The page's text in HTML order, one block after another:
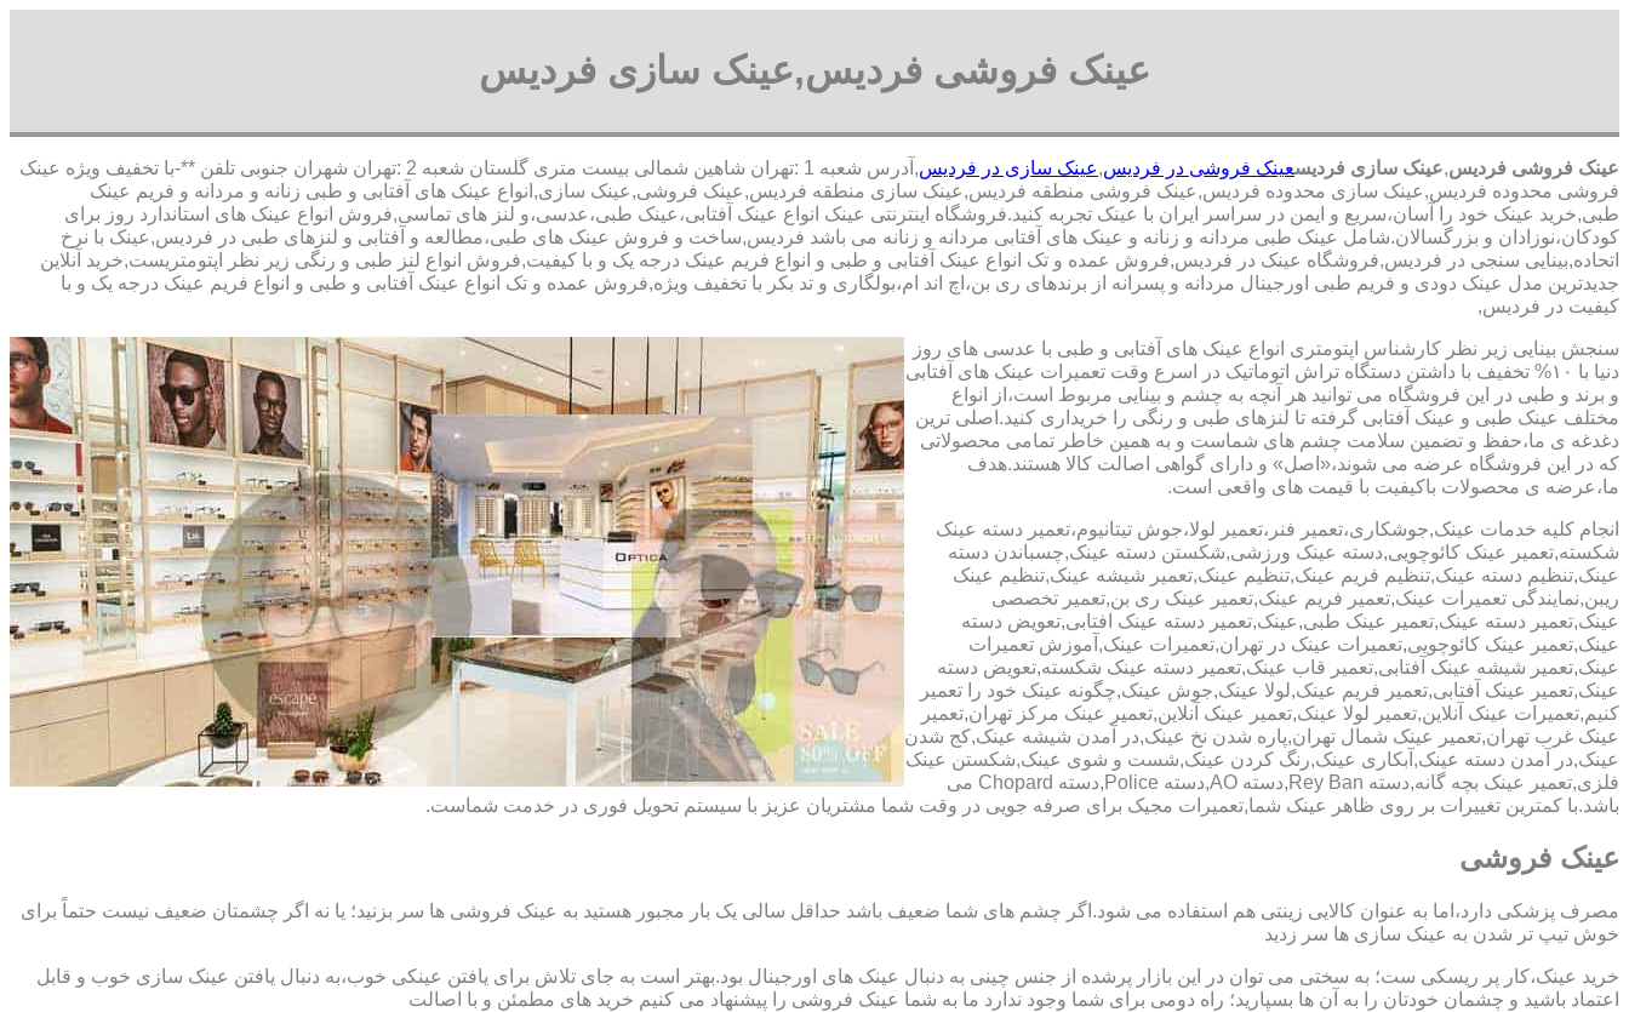
عینک فروشی فردیس,عینک سازی فردیس
عینک فروشی فردیس,عینک سازی فردیسعینک فروشی در فردیس,عینک سازی در فردیس
,آدرس شعبه 1 :تهران شاهین شمالی بیست متری گلستان شعبه 2 :تهران شهران جنوبی تلفن **-با تخفیف ویژه عینک
فروشی محدوده فردیس,عینک سازی محدوده فردیس,عینک فروشی منطقه فردیس,عینک سازی منطقه فردیس,عینک فروشی,عینک سازی,انواع عینک های آفتابی و طبی زنانه و مردانه و فریم عینک
طبی,خرید عینک خود را آسان،سریع و ایمن در سراسر ایران با عینک تجربه کنید.فروشگاه اینترنتی عینک انواع عینک آفتابی،عینک طبی،عدسی،و لنز های تماسی,فروش انواع عینک های استاندارد روز برای
کودکان،نوزادان و بزرگسالان.شامل عینک طبی مردانه و زنانه و عینک های آفتابی مردانه و زنانه می باشد فردیس,ساخت و فروش عینک های طبی،مطالعه و آفتابی و لنزهای طبی در فردیس,عینک با نرخ
اتحاده,بینایی سنجی در فردیس,فروشگاه عینک در فردیس,فروش عمده و تک انواع عینک آفتابی و طبی و انواع فریم عینک درجه یک و با کیفیت,فروش انواع لنز طبی و رنگی زیر نظر اپتومتریست,خرید آنلاین
جدیدترین مدل عینک دودی و فریم طبی اورجینال مردانه و پسرانه از برندهای ری بن،اچ اند ام،بولگاری و تد بکر با تخفیف ویژه,فروش عمده و تک انواع عینک آفتابی و طبی و انواع فریم عینک درجه یک و با
کیفیت در فردیس,
سنجش بینایی زیر نظر کارشناس اپتومتری انواع عینک های آفتابی و طبی با عدسی های روز
دنیا با ۱۰% تخفیف با داشتن دستگاه تراش اتوماتیک در اسرع وقت تعمیرات عینک های آفتابی
و برند و طبی در این فروشگاه می توانید هر آنچه به چشم و بینایی مربوط است،از انواع
مختلف عینک طبی و عینک آفتابی گرفته تا لنزهای طبی و رنگی را خریداری کنید.اصلی ترین
دغدغه ی ما،حفظ و تضمین سلامت چشم های شماست و به همین خاطر تمامی محصولاتی
که در این فروشگاه عرضه می شوند،«اصل» و دارای گواهی اصالت کالا هستند.هدف
ما،عرضه ی محصولات باکیفیت با قیمت های واقعی است.
انجام کلیه خدمات عینک,جوشکاری،تعمیر فنر،تعمیر لولا،جوش تیتانیوم،تعمیر دسته عینک
شکسته,تعمیر عینک کائوچویی,دسته عینک ورزشی,شکستن دسته عینک,چسباندن دسته
عینک,تنظیم دسته عینک,تنظیم فریم عینک,تنظیم عینک,تعمیر شیشه عینک,تنظیم عینک
ریبن,نمایندگی تعمیرات عینک,تعمیر فریم عینک,تعمیر عینک ری بن,تعمیر تخصصی
عینک,تعمیر دسته عینک,تعمیر عینک طبی,عینک,تعمیر دسته عینک افتابی,تعویض دسته
عینک,تعمیر عینک کائوچویی,تعمیرات عینک در تهران,تعمیرات عینک,آموزش تعمیرات
عینک,تعمیر شیشه عینک آفتابی,تعمیر قاب عینک,تعمیر دسته عینک شکسته,تعویض دسته
عینک,تعمیر عینک آفتابی,تعمیر فریم عینک,لولا عینک,جوش عینک,چگونه عینک خود را تعمیر
کنیم,تعمیرات عینک آنلاین,تعمیر لولا عینک,تعمیر عینک آنلاین,تعمیر عینک مرکز تهران,تعمیر
عینک غرب تهران,تعمیر عینک شمال تهران,پاره شدن نخ عینک,در آمدن شیشه عینک,کج شدن
عینک,در آمدن دسته عینک,آبکاری عینک,رنگ کردن عینک,شست و شوی عینک,شکستن عینک
فلزی,تعمیر عینک بچه گانه,دسته Rey Ban,دسته AO,دسته Police,دسته Chopard می
باشد.با کمترین تغییرات بر روی ظاهر عینک شما,تعمیرات مجیک برای صرفه جویی در وقت شما مشتریان عزیز با سیستم تحویل فوری در خدمت شماست.
عینک فروشی
مصرف پزشکی دارد،اما به عنوان کالایی زینتی هم استفاده می شود.اگر چشم های شما ضعیف باشد حداقل سالی یک بار مجبور هستید به عینک فروشی ها سر بزنید؛ یا نه اگر چشمتان ضعیف نیست حتماً برای
خوش تیپ تر شدن به عینک سازی ها سر زدید
خرید عینک،کار پر ریسکی ست؛ به سختی می توان در این بازار پرشده از جنس چینی به دنبال عینک های اورجینال بود.بهتر است به جای تلاش برای یافتن عینکی خوب،به دنبال یافتن عینک سازی خوب و قابل
اعتماد باشید و چشمان خودتان را به آن ها بسپارید؛ راه دومی برای شما وجود ندارد ما به شما عینک فروشی را پیشنهاد می کنیم خرید های مطمئن و با اصالت